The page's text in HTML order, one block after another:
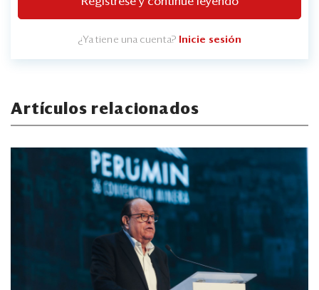
¿Ya tiene una cuenta? Inicie sesión
Artículos relacionados